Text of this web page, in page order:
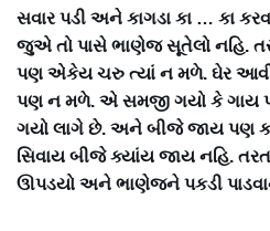
સવાર પડી અને કાગડા કા … કા
જુએ તો પાસે ભાણેજ સૂતેલો નહિ.
પણ એકેય ચરુ ત્યાં ન મળે. ઘેર
પણ ન મળે. એ સમજી ગયો કે ગાય
ગયો લાગે છે. અને બીજે જાય પણ
સિવાય બીજે ક્યાંય જાય નહિ.
ઊપડયો અને ભાણેજને પકડી